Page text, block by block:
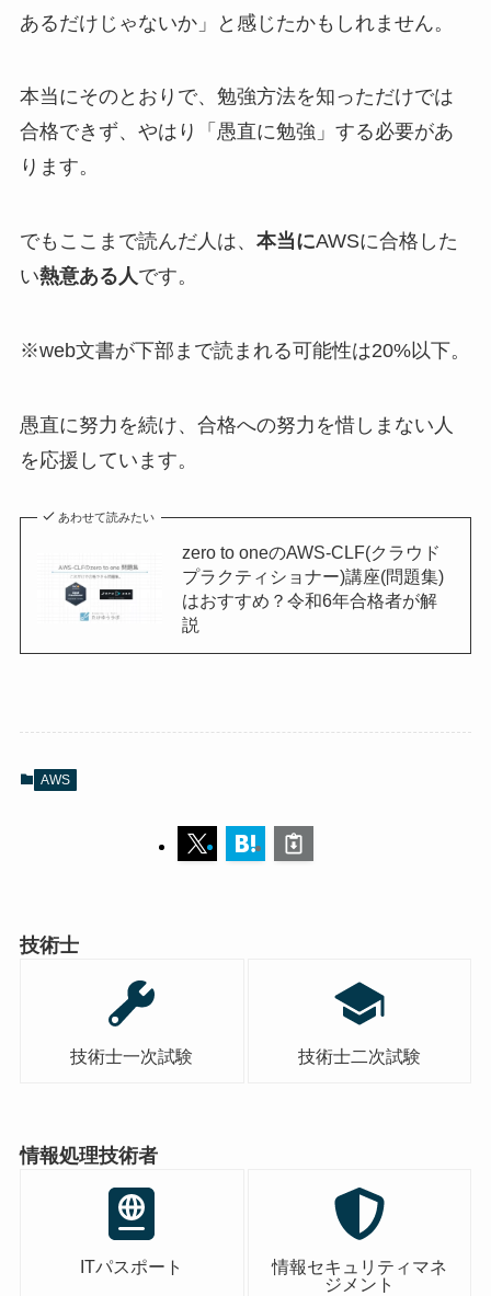
あるだけじゃないか」と感じたかもしれません。
本当にそのとおりで、勉強方法を知っただけでは
合格できず、やはり「愚直に勉強」する必要があ
ります。
でもここまで読んだ人は、 本当にAWSに合格した
い熱意ある人です。
※web文書が下部まで読まれる可能性は20%以下。
愚直に努力を続け、合格への努力を惜しまない人
を応援しています。
あわせて読みたい
zero to oneのAWS-CLF(クラウド
プラクティショナー)講座(問題集)
はおすすめ？令和6年合格者が解
説
AWS
技術士
技術士一次試験 技術士二次試験
情報処理技術者
ITパスポート
情報セキュリティマネ
ジメント